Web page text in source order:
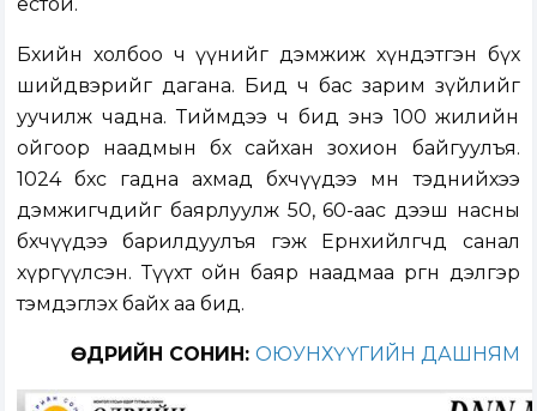
ёстой.
Бөхийн холбоо ч үүнийг дэмжиж хүндэтгэн бүх
шийдвэрийг дагана. Бид ч бас зарим зүйлийг
уучилж чадна. Тиймдээ ч бид энэ 100 жилийн
ойгоор наадмын бөхөө сайхан зохион байгуулъя.
1024 бөхөөс гадна ахмад бөхчүүдээ мөн тэднийхээ
дэмжигчдийг баярлуулж 50, 60-аас дээш насны
бөхчүүдээ барилдуулъя гэж Ерөнхийлөгчдөө санал
хүргүүлсэн. Түүхт ойн баяр наадмаа өргөн дэлгэр
тэмдэглэх байх аа бид.
ӨДРИЙН СОНИН: ОЮУНХҮҮГИЙН ДАШНЯМ